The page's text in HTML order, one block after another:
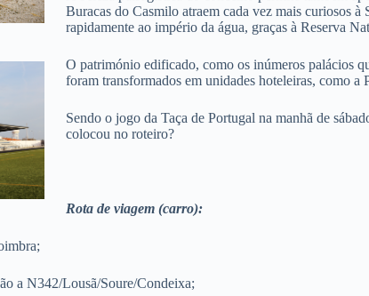
Buracas do Casmilo atraem cada vez mais curiosos
rapidamente ao império da água, graças à Reserva
O património edificado, como os inúmeros palácios
foram transformados em unidades hoteleiras, como
Sendo o jogo da Taça de Portugal na manhã de
colocou no roteiro?
Rota de viagem (carro):
a N342/Lousã/Soure/Condeixa;